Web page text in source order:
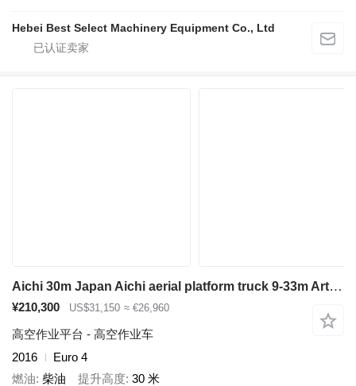
Hebei Best Select Machinery Equipment Co., Ltd
Aichi 30m Japan Aichi aerial platform truck 9-33m Articulated boom lif
¥210,300 US$31,150 ≈ €26,960
高空作业平台 - 高空作业车
2016
Euro 4
燃油 柴油 提升高度 30 米